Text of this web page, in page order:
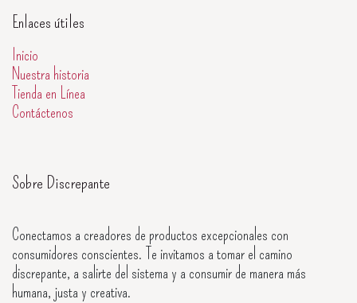
Enlaces útiles
Inicio
Nuestra historia
Tienda en Línea
Contáctenos
Sobre Discrepante
Conectamos a creadores de productos excepcionales con
consumidores conscientes. Te invitamos a tomar el camino
discrepante, a salirte del sistema y a consumir de manera más
humana, justa y creativa.